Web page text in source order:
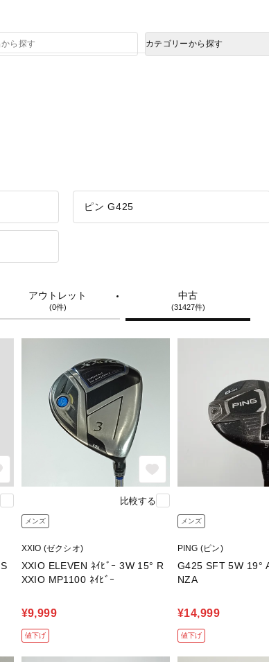
カテゴリーから探す
ピン G425
アウトレット
(0件)
中古
(31427件)
比較する
メンズ
XXIO (ゼクシオ)
XXIO ELEVEN ﾈｲﾋﾞｰ 3W 15° R
XXIO MP1100 ﾈｲﾋﾞｰ
¥9,999
値下げ
メンズ
PING (ピン)
G425 SFT 5W 19° ALTA DISTA
NZA
¥14,999
値下げ